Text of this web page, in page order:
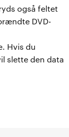
også feltet
DVD-
Hvis du
slette den data